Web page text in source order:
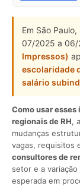
Em São
07/2025 a 06/
Impressos)
escolaridade
salário
Como usar esses
regionais de RH,
mudanças
vagas, requisitos
consultores de
setor e a variação
esperada em